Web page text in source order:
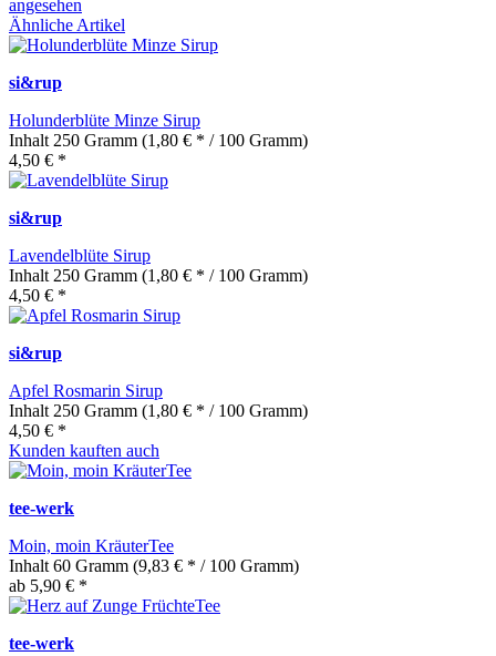
angesehen
Ähnliche Artikel
si&rup
Holunderblüte Minze Sirup
Inhalt 250 Gramm (1,80 € * / 100 Gramm)
4,50 € *
si&rup
Lavendelblüte Sirup
Inhalt 250 Gramm (1,80 € * / 100 Gramm)
4,50 € *
si&rup
Apfel Rosmarin Sirup
Inhalt 250 Gramm (1,80 € * / 100 Gramm)
4,50 € *
Kunden kauften auch
tee-werk
Moin, moin KräuterTee
Inhalt 60 Gramm (9,83 € * / 100 Gramm)
ab 5,90 € *
tee-werk